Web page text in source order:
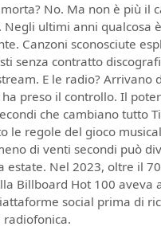
No. Ma non è più il
Negli ultimi anni qualcosa
Canzoni sconosciute
senza contratto
E le radio? Arrivano
preso il controllo. Il
che cambiano tutto
le regole del gioco
di venti secondi può
estate. Nel 2023, oltre il
Billboard Hot 100 aveva
social prima di